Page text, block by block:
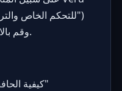
وقم بالارتباط بصفحة المنتج الخاص بك.
"كيفية الحافة بأمان (دليل المبتدئين)"